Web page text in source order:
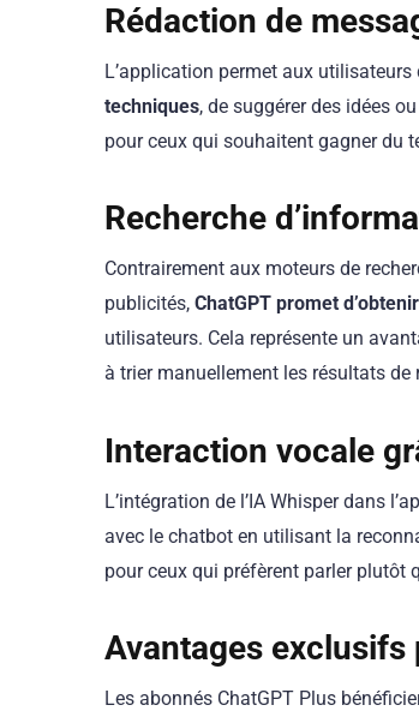
Rédaction de
L’application permet aux utilisateurs
techniques, de suggérer des idées
pour ceux qui souhaitent gagner du
Recherche
Contrairement aux moteurs de
publicités, ChatGPT promet
utilisateurs. Cela représente un
à trier manuellement les résultats de
Interaction vocale
L’intégration de l’IA Whisper dans
avec le chatbot en utilisant la
pour ceux qui préfèrent parler plutôt
Avantages exclusifs
Les abonnés ChatGPT Plus